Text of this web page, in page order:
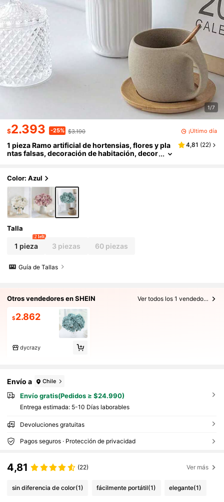
1/7
$2.393 -25% $3.190 ¡Último día
1 pieza Ramo artificial de hortensias, flores y pla
ntas falsas, decoración de habitación, decor
canasta de boda, ramo de novia, decoración del
hogar, restaurante, dormitorio, decoración de al
féizar de ventana, decoración de jarrón, regalo d
el Día de San Valentín, decoración de Año Nuevo,
jardín al aire libre, temporada de regreso a la esc
uela, Día de San Valentín, regalo de temporada d
e graduación, suministros de regreso a la escuel
a
4,81 (22)
Color: Azul
Talla
1 pieza
2 left
3 piezas 60 piezas
Guía de Tallas
Otros vendedores en SHEIN Ver todos los 1 vendedores
$2.862
dycrazy
Envío a Chile
Envío gratis(Pedidos ≥ $24.990)
Entrega estimada: 5-10 Días laborables
Devoluciones gratuitas
Pagos seguros · Protección de privacidad
4,81 (22) Ver más
sin diferencia de color(1) fácilmente portátil(1) elegante(1)